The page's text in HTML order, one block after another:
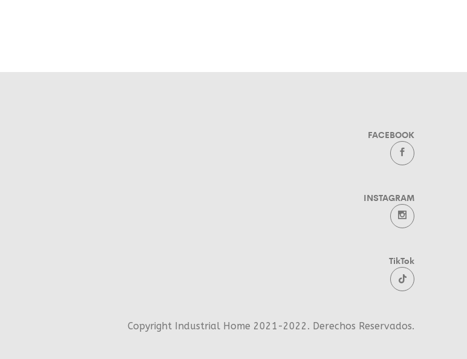
FACEBOOK
INSTAGRAM
TikTok
Copyright Industrial Home 2021-2022. Derechos Reservados.